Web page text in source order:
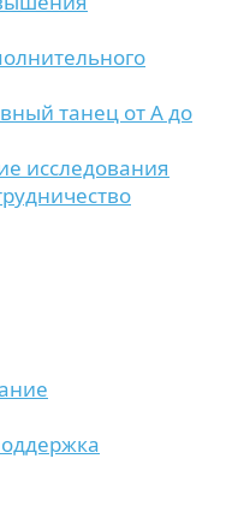
танец от А до
исследования